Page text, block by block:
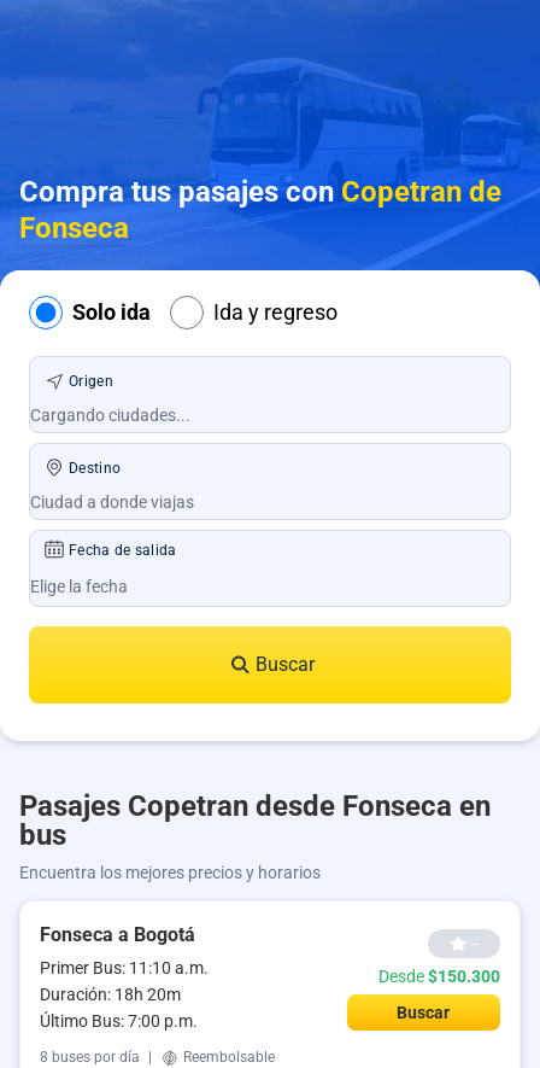
Compra tus pasajes con Copetran de
Fonseca
Solo ida Ida y regreso
Origen
Destino
Fecha de salida
Buscar
Pasajes Copetran desde Fonseca en
bus
Encuentra los mejores precios y horarios
Fonseca a Bogotá
Primer Bus: 11:10 a.m.
Duración: 18h 20m
Último Bus: 7:00 p.m.
--
Desde$150.300
Buscar
8 buses por día Reembolsable